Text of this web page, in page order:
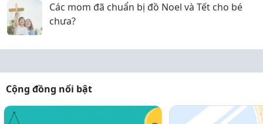
Các mom đã chuẩn bị đồ Noel và Tết cho bé
chưa?
Cộng đồng nổi bật